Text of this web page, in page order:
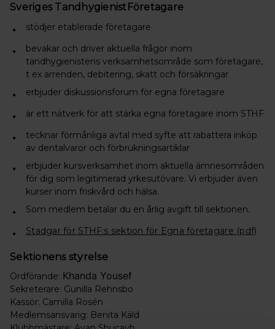
Sveriges TandhygienistFöretagare
stödjer etablerade företagare
bevakar och driver aktuella frågor inom
tandhygienistens verksamhetsområde som företagare,
t ex arrenden, debitering, skatt och försäkringar
erbjuder diskussionsforum för egna företagare
är ett nätverk för att stärka egna företagare inom STHF
tecknar förmånliga avtal med syfte att rabattera inköp
av dentalvaror och förbrukningsartiklar
erbjuder kursverksamhet inom aktuella ämnesområden
för dig som legitimerad yrkesutövare. Vi erbjuder även
kurser inom friskvård och hälsa.
Som medlem betalar du en årlig avgift till sektionen.
Stadgar för STHF:s sektion för Egna företagare (pdf)
Sektionens styrelse
Ordförande: Khanda Yousef
Sekreterare: Gunilla Rehnsbo
Kassör: Camilla Rosén
Medlemsansvarig: Benita Käld